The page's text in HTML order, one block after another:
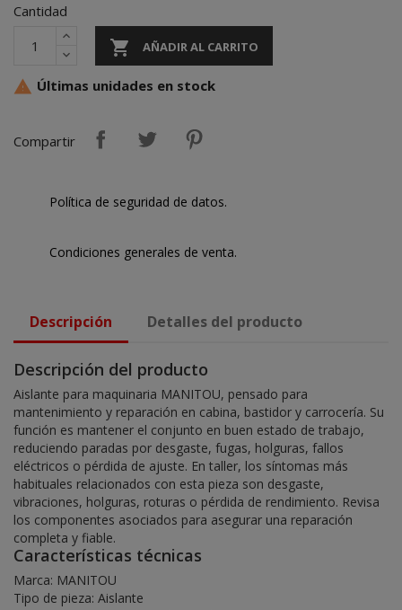
Cantidad
 AÑADIR AL CARRITO
 Últimas unidades en stock
Compartir
Política de seguridad de datos.
Condiciones generales de venta.
Descripción Detalles del producto
Descripción del producto
Aislante para maquinaria MANITOU, pensado para
mantenimiento y reparación en cabina, bastidor y carrocería. Su
función es mantener el conjunto en buen estado de trabajo,
reduciendo paradas por desgaste, fugas, holguras, fallos
eléctricos o pérdida de ajuste. En taller, los síntomas más
habituales relacionados con esta pieza son desgaste,
vibraciones, holguras, roturas o pérdida de rendimiento. Revisa
los componentes asociados para asegurar una reparación
completa y fiable.
Características técnicas
Marca: MANITOU
Tipo de pieza: Aislante